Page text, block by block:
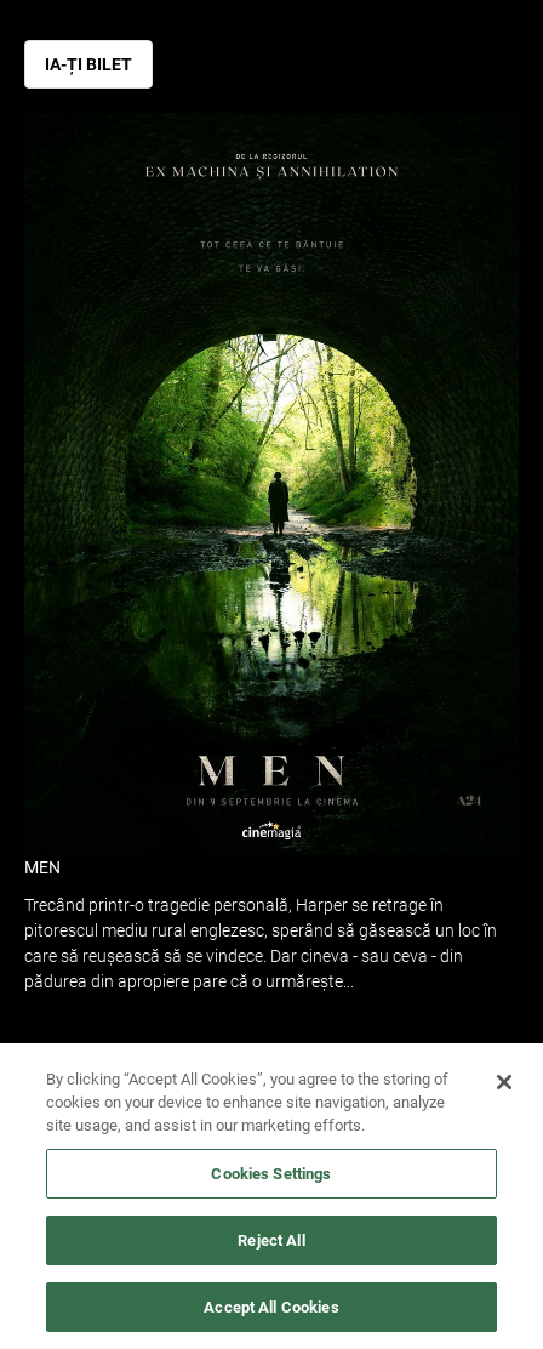
IA-ȚI BILET
MEN
Trecând printr-o tragedie personală, Harper se retrage în
pitorescul mediu rural englezesc, sperând să găsească un loc în
care să reuşească să se vindece. Dar cineva - sau ceva - din
pădurea din apropiere pare că o urmăreşte...
IA-ȚI BILET
By clicking “Accept All Cookies”, you agree to the storing of
cookies on your device to enhance site navigation, analyze
site usage, and assist in our marketing efforts.
Cookies Settings
Reject All
Accept All Cookies